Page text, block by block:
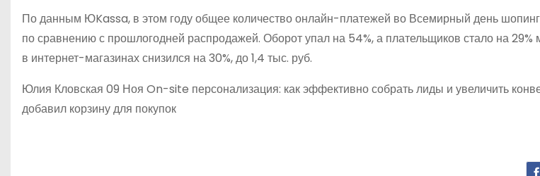
По данным ЮKassa, в этом году общее количество онлайн-платежей во Всемирный день
по сравнению с прошлогодней распродажей. Оборот упал на 54%, а плательщиков стало на
в интернет-магазинах снизился на 30%, до 1,4 тыс. руб.
Юлия Кловская 09 Ноя On-site персонализация: как эффективно собрать лиды и увеличить
добавил корзину для покупок